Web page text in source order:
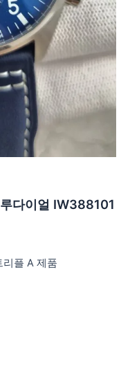
다이얼 IW388101
플 A 제품